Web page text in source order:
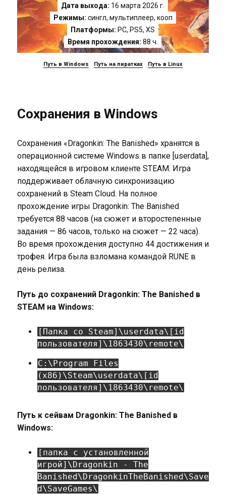
Дата выхода: 16 марта 2026 г.
Режимы: сингл, мультиплеер, кооп
Платформы: PC, PS5,XS
Время прохождения: 88 ч.
Путь в Windows Путь на пиратках Путь в Linux
Сохранения в Windows
Сохранения «Dragonkin: The Banished» хранятся в
операционной системе Windows в папке [userdata],
находящейся в игровом клиенте STEAM. Игра
поддерживает облачную синхронизацию
сохранений в Steam Cloud. На полное
прохождение игры Dragonkin: The Banished
требуется 88 часов (на сюжет и второстепенные
задания — 86 часов, только на сюжет — 22 часа).
Во время прохождения доступно 44 достижения и
трофея. Игра была взломана командой RUNE в
день релиза.
Путь до сохранений Dragonkin: The Banished в
STEAM на Windows:
[Папка со Steam]\userdata\[id
пользователя]\1863430\remote\
C:\Program Files
(x86)\Steam\userdata\[id
пользователя]\1863430\remote\
Путь к сейвам Dragonkin: The Banished в
Windows:
[папка с установленной
игрой]\Dragonkin - The
Banished\DragonkinTheBanished\Save
d\SaveGames\